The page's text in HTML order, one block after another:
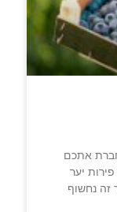
אתכם
יער
זה נחשוף